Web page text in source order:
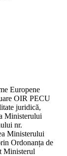
Europene
OIR PECU
juridică,
Ministerului
nr.
Ministerului
Ordonanța de
Ministerul